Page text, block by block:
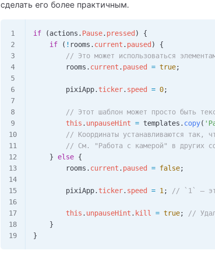
сделать его более практичным.
if (actions . Pause. pressed ) {
    if
( ! rooms . current . paused ) {
// Это может использоваться
        rooms
. current . paused = true;
        pixiApp
. ticker. speed = 0;
// Этот шаблон может просто быть
        this
. unpauseHint = templates . copy(
// Координаты устанавливаются так,
// См. "Работа с камерой" в других
    }
else {
        rooms
. current . paused = false;
        pixiApp
. ticker. speed = 1; // `1` —
        this
. unpauseHint . kill = true;
//
    }
}